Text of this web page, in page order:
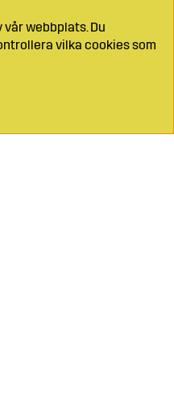
webbplats. Du
vilka cookies som